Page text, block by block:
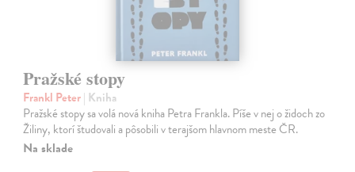
Pražské stopy
Frankl Peter| Kniha
Pražské stopy sa volá nová kniha Petra Frankla. Píše v nej o židoch zo
Žiliny, ktorí študovali a pôsobili v terajšom hlavnom meste ČR.
Na sklade